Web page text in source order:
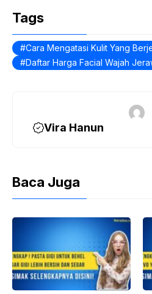
c
e
b
o
er s
A
p
Tags
Cara Mengatasi Kulit Yang
Daftar Harga Facial Wajah
Vira Hanun
Baca Juga